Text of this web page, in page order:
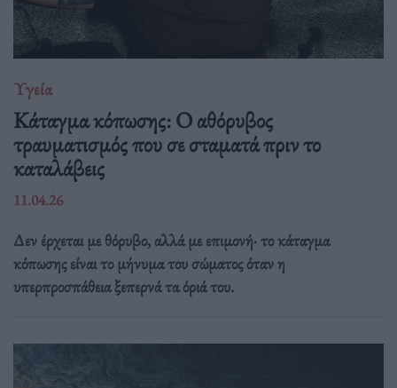
Υγεία
Κάταγμα κόπωσης: O αθόρυβος
τραυματισμός που σε σταματά πριν το
καταλάβεις
11.04.26
Δεν έρχεται με θόρυβο, αλλά με επιμονή· το κάταγμα
κόπωσης είναι το μήνυμα του σώματος όταν η
υπερπροσπάθεια ξεπερνά τα όριά του.